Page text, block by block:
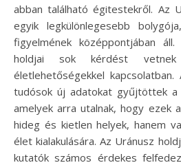
abban található égitestekről. Az
egyik legkülönlegesebb
figyelmének középpontjában
holdjai sok kérdést
életlehetőségekkel
tudósok új adatokat gyűjtöttek a
amelyek arra utalnak, hogy ezek
hideg és kietlen helyek, hanem
élet kialakulására. Az Uránusz
kutatók számos érdekes